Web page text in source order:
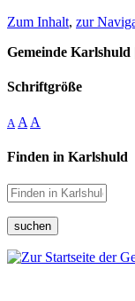
Zum Inhalt, zur
Gemeinde Karlshuld
Schriftgröße
A A A
Finden in Karlshuld
suchen